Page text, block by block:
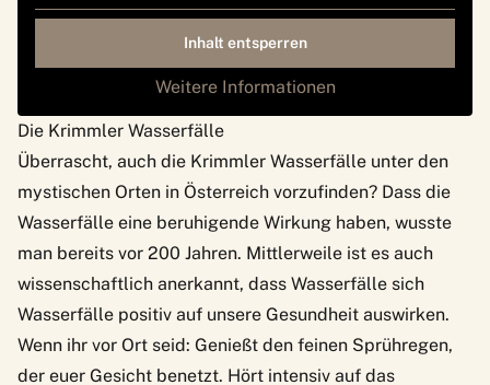
Inhalt entsperren
Weitere Informationen
Die Krimmler Wasserfälle
Überrascht, auch die Krimmler Wasserfälle unter den
mystischen Orten in Österreich vorzufinden? Dass die
Wasserfälle eine beruhigende Wirkung haben, wusste
man bereits vor 200 Jahren. Mittlerweile ist es auch
wissenschaftlich anerkannt, dass Wasserfälle sich
Wasserfälle positiv auf unsere Gesundheit auswirken.
Wenn ihr vor Ort seid: Genießt den feinen Sprühregen,
der euer Gesicht benetzt. Hört intensiv auf das